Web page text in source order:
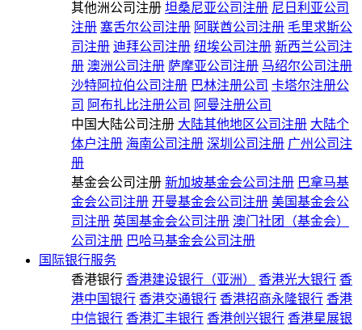
其他洲公司注册 坦桑尼亚公司注册 尼日利亚公司
注册 塞舌尔公司注册 阿联酋公司注册 毛里求斯公
司注册 迪拜公司注册 纽埃公司注册 新西兰公司注
册 澳洲公司注册 萨摩亚公司注册 马绍尔公司注册
沙特阿拉伯公司注册 巴林注册公司 卡塔尔注册公
司 阿布扎比注册公司 阿曼注册公司
中国大陆公司注册 大陆其他地区公司注册 大陆个
体户注册 海南公司注册 深圳公司注册 广州公司注
册
基金会公司注册 新加坡基金会公司注册 巴拿马基
金会公司注册 开曼基金会公司注册 美国基金会公
司注册 英国基金会公司注册 澳门社团（基金会）
公司注册 巴哈马基金会公司注册
国际银行服务
香港银行 香港建设银行（亚洲） 香港光大银行 香
港中国银行 香港交通银行 香港招商永隆银行 香港
中信银行 香港汇丰银行 香港创兴银行 香港星展银